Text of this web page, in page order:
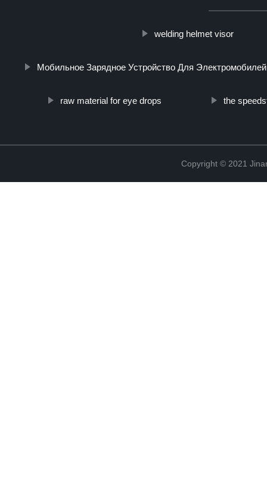
welding helmet visor
Мобильное Зарядное Устройство Для Электромобилей
raw material for eye drops the
Copyright © 2021